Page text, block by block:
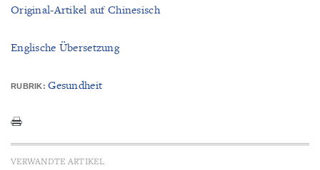
Original-Artikel auf Chinesisch
Englische Übersetzung
RUBRIK:Gesundheit
VERWANDTE ARTIKEL